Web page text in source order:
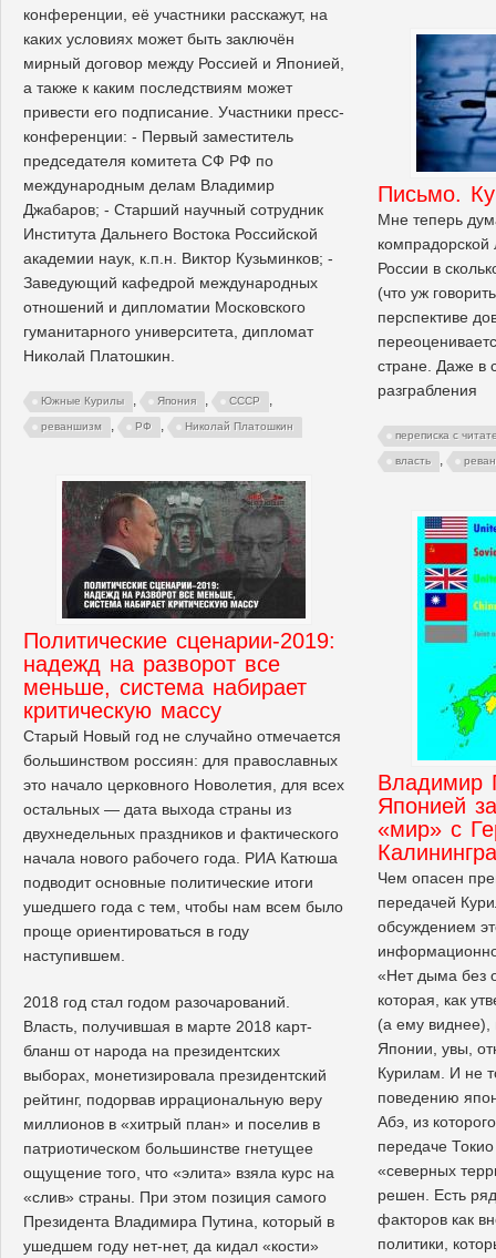
конференции, её участники расскажут, на
каких условиях может быть заключён
мирный договор между Россией и Японией,
а также к каким последствиям может
привести его подписание. Участники пресс-
конференции: - Первый заместитель
председателя комитета СФ РФ по
международным делам Владимир
Джабаров; - Старший научный сотрудник
Института Дальнего Востока Российской
академии наук, к.п.н. Виктор Кузьминков; -
Заведующий кафедрой международных
отношений и дипломатии Московского
гуманитарного университета, дипломат
Николай Платошкин.
Южные Курилы , Япония , СССР ,
реваншизм , РФ , Николай Платошкин
Письмо.
Мне теперь
компрадорской
России в
(что уж
перспективе
стране. Даже в
разграбления
переписка с
власть ,
Политические сценарии-2019:
надежд на разворот все
меньше, система набирает
критическую массу
Старый Новый год не случайно отмечается
большинством россиян: для православных
это начало церковного Новолетия, для всех
остальных — дата выхода страны из
двухнедельных праздников и фактического
начала нового рабочего года. РИА Катюша
подводит основные политические итоги
ушедшего года с тем, чтобы нам всем было
проще ориентироваться в году
наступившем.
2018 год стал годом разочарований.
Власть, получившая в марте 2018 карт-
бланш от народа на президентских
выборах, монетизировала президентский
рейтинг, подорвав иррациональную веру
миллионов в «хитрый план» и поселив в
патриотическом большинстве гнетущее
ощущение того, что «элита» взяла курс на
«слив» страны. При этом позиция самого
Президента Владимира Путина, который в
ушедшем году нет-нет, да кидал «кости»
Владимир
Японией
«мир» с
Чем опасен
передачей
обсуждением
«Нет дыма без
которая, как
(а ему виднее),
Японии, увы,
Курилам. И не
поведению
Абэ, из
передаче
«северных
решен. Есть
факторов как
политики,